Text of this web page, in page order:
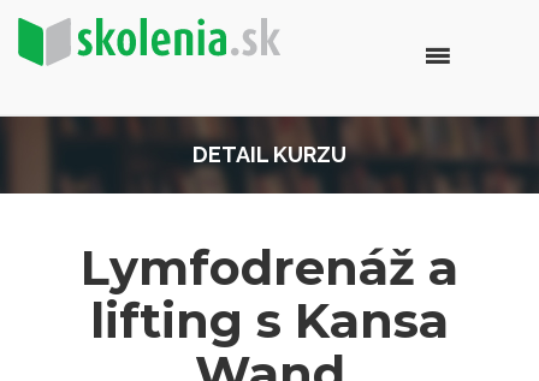
DETAIL KURZU
Lymfodrenáž a
lifting s Kansa